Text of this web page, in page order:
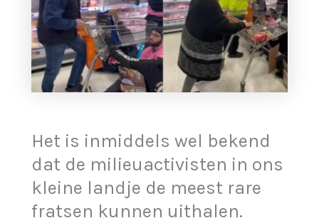
Het is inmiddels wel bekend
dat de milieuactivisten in ons
kleine landje de meest rare
fratsen kunnen uithalen.